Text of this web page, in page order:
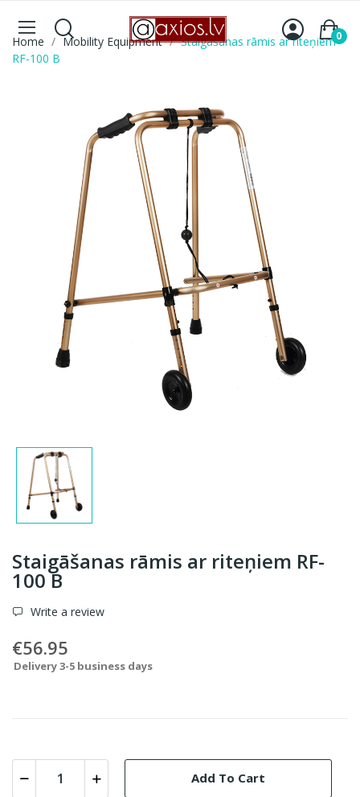
0
Home Mobility Equipment
Staigāšanas rāmis ar riteņiem
RF-100 B
Staigāšanas rāmis ar riteņiem RF-
100 B
Write a review
€56.95
Delivery 3-5 business days
Add To Cart